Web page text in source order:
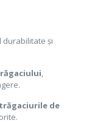
durabilitate și
,
trăgaciurile de